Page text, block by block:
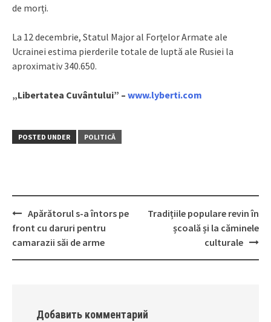
de morți.
La 12 decembrie, Statul Major al Forțelor Armate ale
Ucrainei estima pierderile totale de luptă ale Rusiei la
aproximativ 340.650.
„Libertatea Cuvântului” – www.lyberti.com
POSTED UNDER POLITICĂ
Post
navigation
Apărătorul s-a întors pe
front cu daruri pentru
camarazii săi de arme
Tradițiile populare revin în
școală și la căminele
culturale
Добавить комментарий